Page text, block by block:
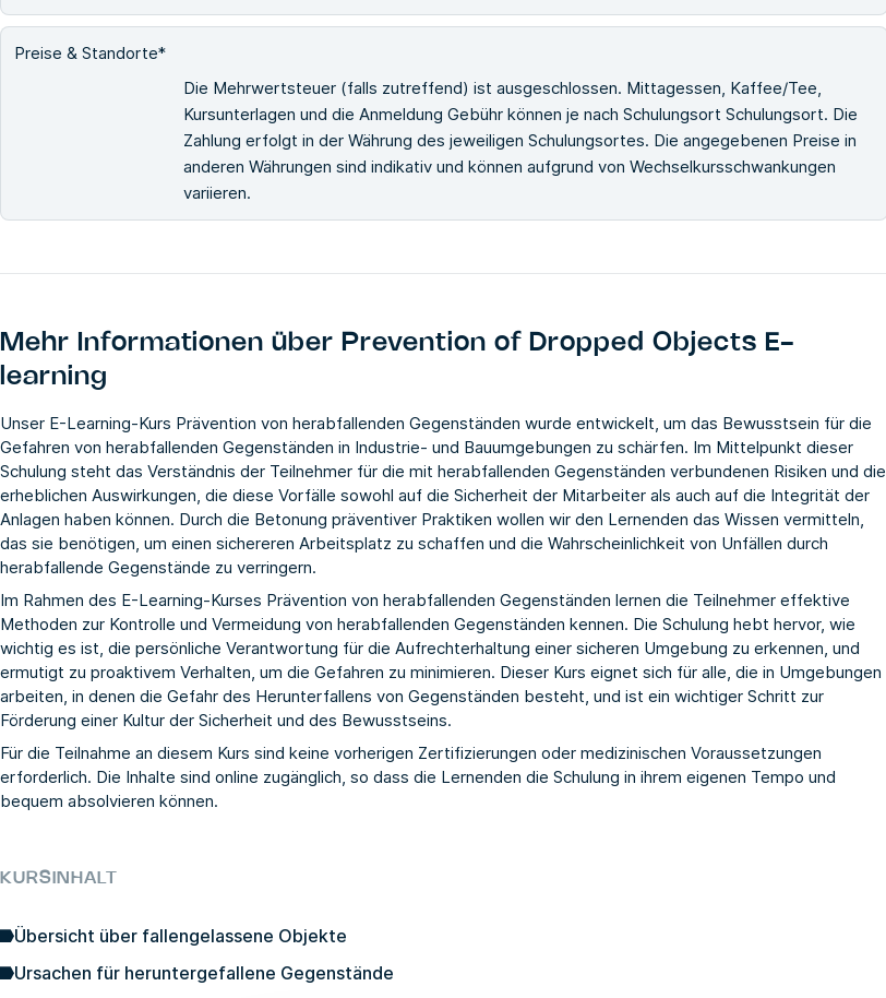
Preise & Standorte*
Die Mehrwertsteuer (falls zutreffend) ist ausgeschlossen. Mittagessen, Kaffee/Tee,
Kursunterlagen und die Anmeldung Gebühr können je nach Schulungsort Schulungsort. Die
Zahlung erfolgt in der Währung des jeweiligen Schulungsortes. Die angegebenen Preise in
anderen Währungen sind indikativ und können aufgrund von Wechselkursschwankungen
variieren.
Mehr Informationen über Prevention of Dropped Objects E-
learning
Unser E-Learning-Kurs Prävention von herabfallenden Gegenständen wurde entwickelt, um das Bewusstsein für die
Gefahren von herabfallenden Gegenständen in Industrie- und Bauumgebungen zu schärfen. Im Mittelpunkt dieser
Schulung steht das Verständnis der Teilnehmer für die mit herabfallenden Gegenständen verbundenen Risiken und die
erheblichen Auswirkungen, die diese Vorfälle sowohl auf die Sicherheit der Mitarbeiter als auch auf die Integrität der
Anlagen haben können. Durch die Betonung präventiver Praktiken wollen wir den Lernenden das Wissen vermitteln,
das sie benötigen, um einen sichereren Arbeitsplatz zu schaffen und die Wahrscheinlichkeit von Unfällen durch
herabfallende Gegenstände zu verringern.
Im Rahmen des E-Learning-Kurses Prävention von herabfallenden Gegenständen lernen die Teilnehmer effektive
Methoden zur Kontrolle und Vermeidung von herabfallenden Gegenständen kennen. Die Schulung hebt hervor, wie
wichtig es ist, die persönliche Verantwortung für die Aufrechterhaltung einer sicheren Umgebung zu erkennen, und
ermutigt zu proaktivem Verhalten, um die Gefahren zu minimieren. Dieser Kurs eignet sich für alle, die in Umgebungen
arbeiten, in denen die Gefahr des Herunterfallens von Gegenständen besteht, und ist ein wichtiger Schritt zur
Förderung einer Kultur der Sicherheit und des Bewusstseins.
Für die Teilnahme an diesem Kurs sind keine vorherigen Zertifizierungen oder medizinischen Voraussetzungen
erforderlich. Die Inhalte sind online zugänglich, so dass die Lernenden die Schulung in ihrem eigenen Tempo und
bequem absolvieren können.
KURSINHALT
Übersicht über fallengelassene Objekte
Ursachen für heruntergefallene Gegenstände